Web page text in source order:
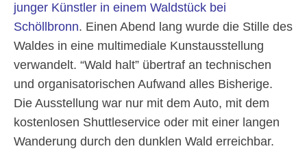
junger Künstler in einem Waldstück bei
Schöllbronn. Einen Abend lang wurde die Stille des
Waldes in eine multimediale Kunstausstellung
verwandelt. “Wald halt” übertraf an technischen
und organisatorischen Aufwand alles Bisherige.
Die Ausstellung war nur mit dem Auto, mit dem
kostenlosen Shuttleservice oder mit einer langen
Wanderung durch den dunklen Wald erreichbar.